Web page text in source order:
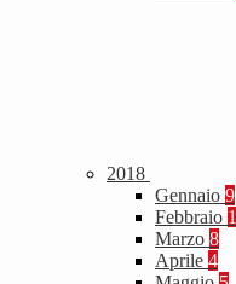
2018
Gennaio 9
Febbraio 1
Marzo 8
Aprile 4